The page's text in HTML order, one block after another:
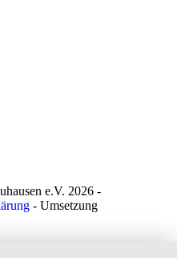
e.V. 2026 -
- Umsetzung